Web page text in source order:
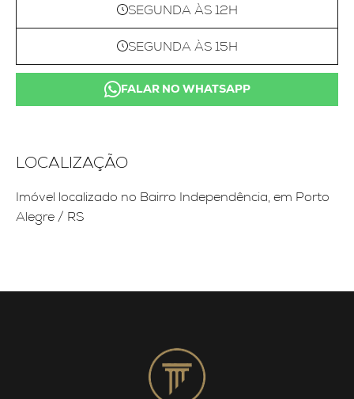
SEGUNDA ÀS 12H
SEGUNDA ÀS 15H
FALAR NO WHATSAPP
LOCALIZAÇÃO
Imóvel localizado no Bairro Independência, em Porto
Alegre / RS